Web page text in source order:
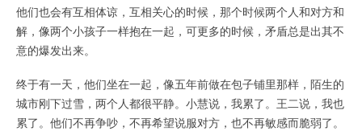
他们也会有互相体谅，互相关心的时候，那个时候两个人和对方和
解，像两个小孩子一样抱在一起，可更多的时候，矛盾总是出其不
意的爆发出来。
终于有一天，他们坐在一起，像五年前做在包子铺里那样，陌生的
城市刚下过雪，两个人都很平静。小慧说，我累了。王二说，我也
累了。他们不再争吵，不再希望说服对方，也不再敏感而脆弱了。